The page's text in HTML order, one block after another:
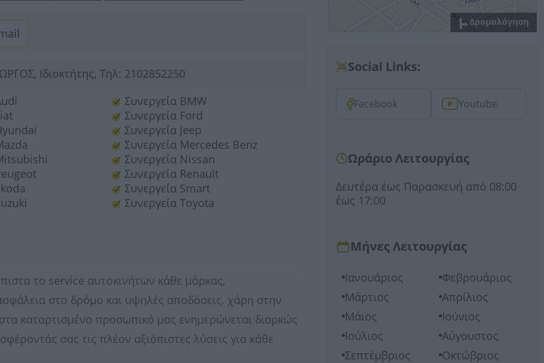
Ιδιοκτήτης, Τηλ: 2102852250
Συνεργεία BMW
Συνεργεία Ford
Συνεργεία Jeep
Συνεργεία Mercedes Benz
Συνεργεία Nissan
Συνεργεία Renault
Συνεργεία Smart
Συνεργεία Toyota
το service αυτοκινήτων κάθε μάρκας,
στο δρόμο και υψηλές αποδόσεις. χάρη στην
καταρτισμένο προσωπικό μας ενημερώνεται διαρκώς
σας τις πλέον αξιόπιστες λύσεις για κάθε
Δρομολόγηση
Social Links:
Facebook Youtube
Ωράριο Λειτουργίας
Δευτέρα έως Παρασκευή από 08:00
έως 17:00
Μήνες Λειτουργίας
Ιανουάριος
Φεβρουάριος
Μάρτιος
Απρίλιος
Μάιος
Ιούνιος
Ιούλιος
Αύγουστος
Σεπτέμβριος
Οκτώβριος